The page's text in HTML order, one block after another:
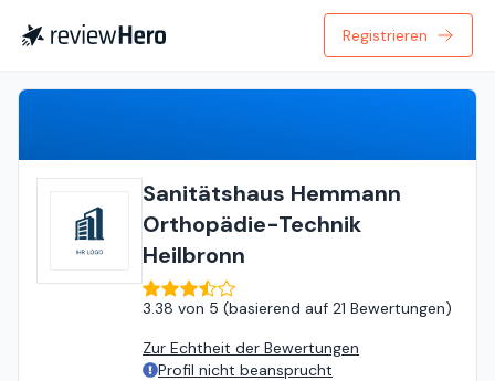
Registrieren
Sanitätshaus Hemmann
Orthopädie-Technik
Heilbronn
3.38 von 5 (basierend auf 21 Bewertungen)
Zur Echtheit der Bewertungen
Profil nicht beansprucht